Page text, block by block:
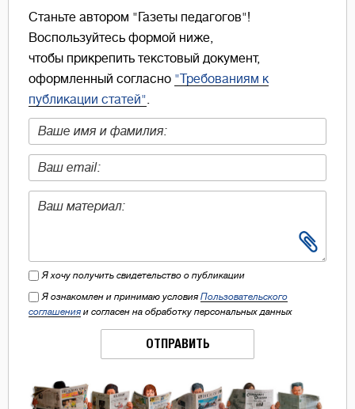
Станьте автором "Газеты педагогов"!
Воспользуйтесь формой ниже,
чтобы прикрепить текстовый документ,
оформленный согласно "Требованиям к
публикации статей"
Я хочу получить свидетельство о публикации
Я ознакомлен и принимаю условия Пользовательского
соглашения и согласен на обработку персональных данных
ОТПРАВИТЬ